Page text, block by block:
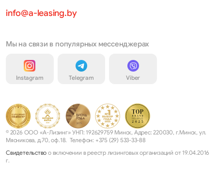
info@a-leasing.by
Мы на связи в популярных мессенджерах
Instagram Telegram Viber
© 2026 ООО «А-Лизинг» УНП: 192629759 Минск, Адрес: 220030, г.Минск, ул.
Мясникова, д.70, оф.18. Телефон: +375 (29) 533-33-88
Свидетельство о включении в реестр лизинговых организаций от 19.04.2016
г.